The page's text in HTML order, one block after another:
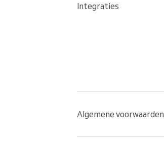
Integraties
Algemene voorwaarden